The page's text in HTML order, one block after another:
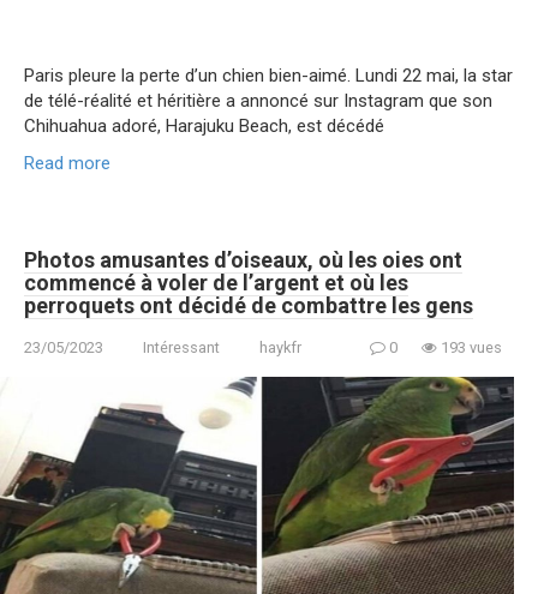
Paris pleure la perte d’un chien bien-aimé. Lundi 22 mai, la star
de télé-réalité et héritière a annoncé sur Instagram que son
Chihuahua adoré, Harajuku Beach, est décédé
Read more
Photos amusantes d’oiseaux, où les oies ont
commencé à voler de l’argent et où les
perroquets ont décidé de combattre les gens
23/05/2023 Intéressant haykfr 0 193 vues